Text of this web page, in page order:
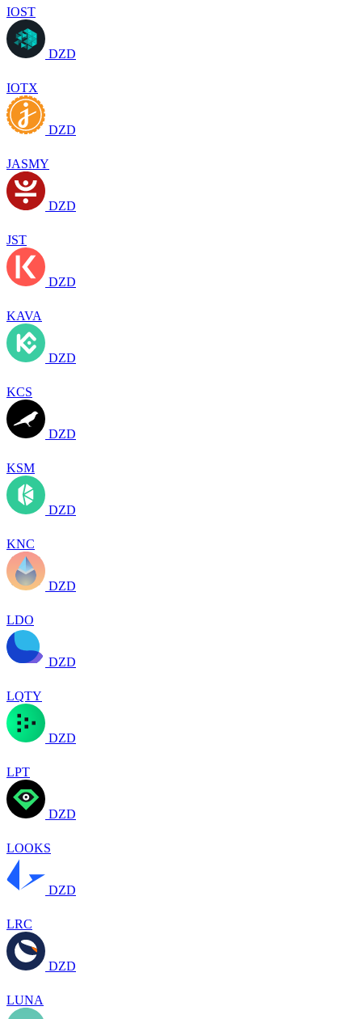
IOST
DZD
IOTX
DZD
JASMY
DZD
JST
DZD
KAVA
DZD
KCS
DZD
KSM
DZD
KNC
DZD
LDO
DZD
LQTY
DZD
LPT
DZD
LOOKS
DZD
LRC
DZD
LUNA